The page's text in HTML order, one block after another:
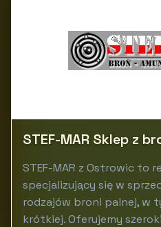
STEF-MAR Sklep z
STEF-MAR z Ostrowic to
specjalizujący się w
rodzajów broni palnej, w
krótkiej. Oferujemy